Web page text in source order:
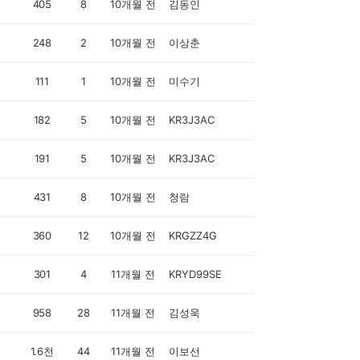
405 8 10개월 전 김동인
248 2 10개월 전 이상춘
111 1 10개월 전 미수기
182 5 10개월 전 KR3J3AC
191 5 10개월 전 KR3J3AC
431 8 10개월 전 청람
360 12 10개월 전 KRGZZ4G
301 4 11개월 전 KRYD99SE
958 28 11개월 전 김성욱
1.6천 44 11개월 전 이보선